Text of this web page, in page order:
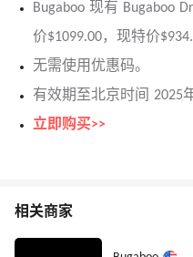
Bugaboo 现有 Bugaboo
价$1099.00，现特价
无需使用优惠码。
有效期至北京时间 2025
立即购买>>
相关商家